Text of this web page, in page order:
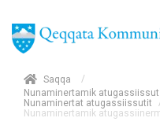
Saqqa
/
Nunaminertamik
Nunaminertat atugassiissutit
Nunaminertamik